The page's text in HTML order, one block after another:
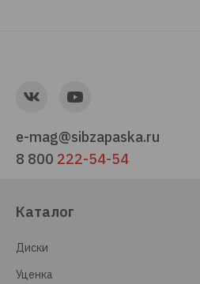
e-mag@sibzapaska.ru
8 800 222-54-54
Каталог
Диски
Уценка